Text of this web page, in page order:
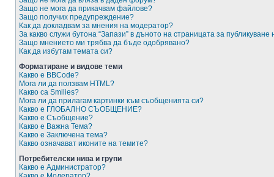
Защо не мога да прикачвам файлове?
Защо получих предупреждение?
Как да докладвам за мнения на модератор?
За какво служи бутона “Запази” в дъното на страницата за
Защо мнението ми трябва да бъде одобрявано?
Как да избутам темата си?
Форматиране и видове теми
Какво е BBCode?
Мога ли да ползвам HTML?
Какво са Smilies?
Мога ли да прилагам картинки към съобщенията си?
Какво е ГЛОБАЛНО СЪОБЩЕНИЕ?
Какво е Съобщение?
Какво е Важна Тема?
Какво е Заключена тема?
Какво означават иконите на темите?
Потребителски нива и групи
Какво е Администратор?